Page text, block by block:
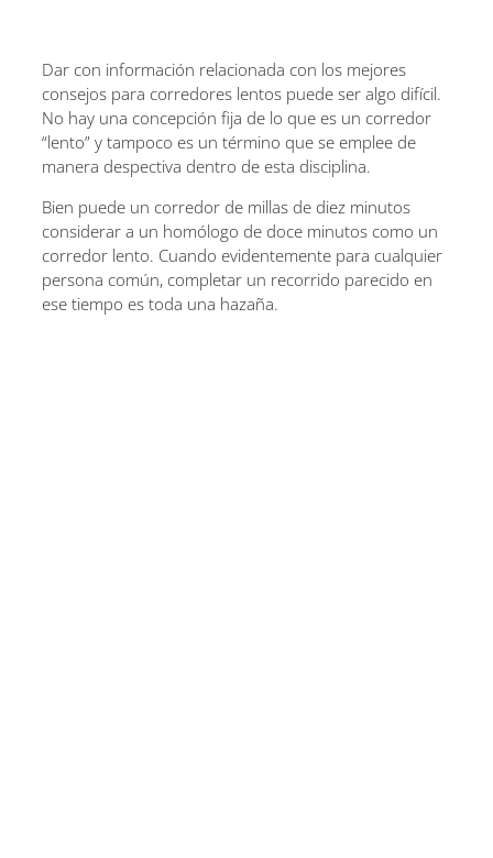
Dar con información relacionada con los mejores
consejos para corredores lentos puede ser algo difícil.
No hay una concepción fija de lo que es un corredor
“lento” y tampoco es un término que se emplee de
manera despectiva dentro de esta disciplina.
Bien puede un corredor de millas de diez minutos
considerar a un homólogo de doce minutos como un
corredor lento. Cuando evidentemente para cualquier
persona común, completar un recorrido parecido en
ese tiempo es toda una hazaña.